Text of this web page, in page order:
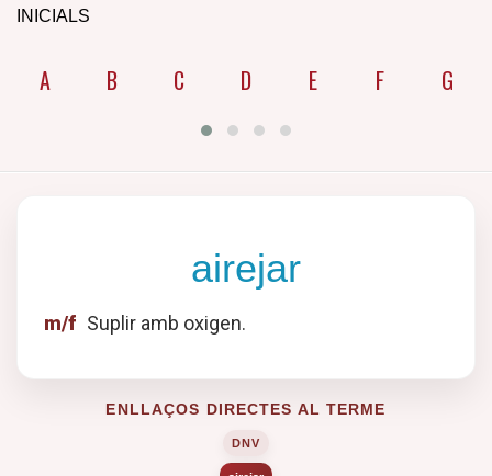
INICIALS
A B C D E F G
airejar
m/f Suplir amb oxigen.
ENLLAÇOS DIRECTES AL TERME
DNV